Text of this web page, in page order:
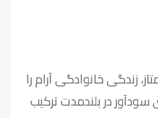
زندگی خانوادگی آرام را
در بلندمدت ترکیب